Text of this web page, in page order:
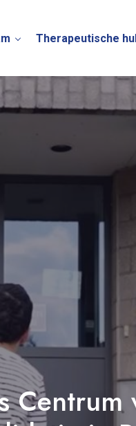
Therapeutische
Centrum